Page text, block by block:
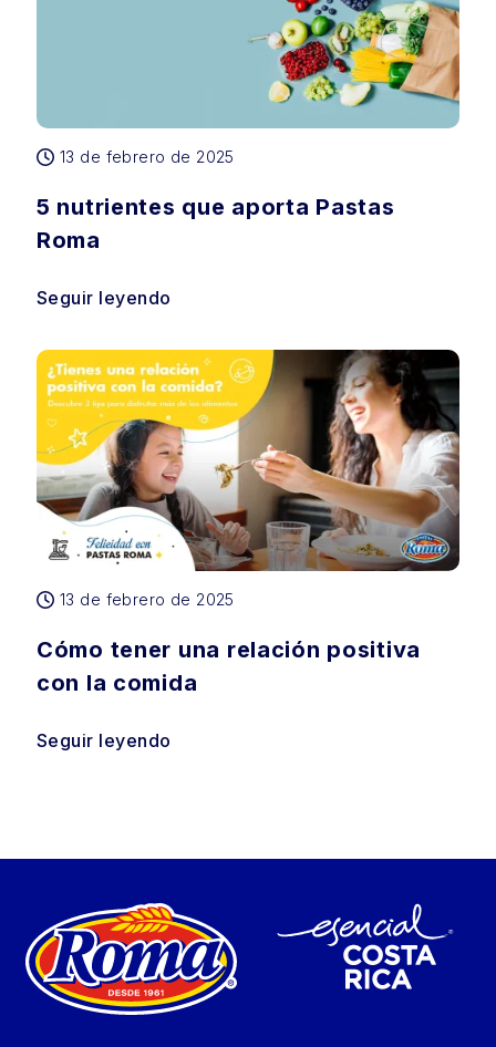
13 de febrero de 2025
5 nutrientes que aporta Pastas
Roma
Seguir leyendo
13 de febrero de 2025
Cómo tener una relación positiva
con la comida
Seguir leyendo